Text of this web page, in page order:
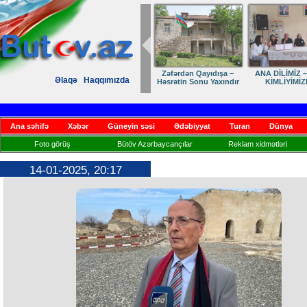
Əlaqə Haqqımızda
Zəfərdən Qayıdışa –
Həsrətin Sonu Yaxındır
ANA DİLİMİZ
Ana səhifə Xəbər Güneyin səsi Ədəbiyyat Turan Dünya
Foto görüş Bütöv Azərbaycançılar Reklam xidmətləri
14-01-2025, 20:17